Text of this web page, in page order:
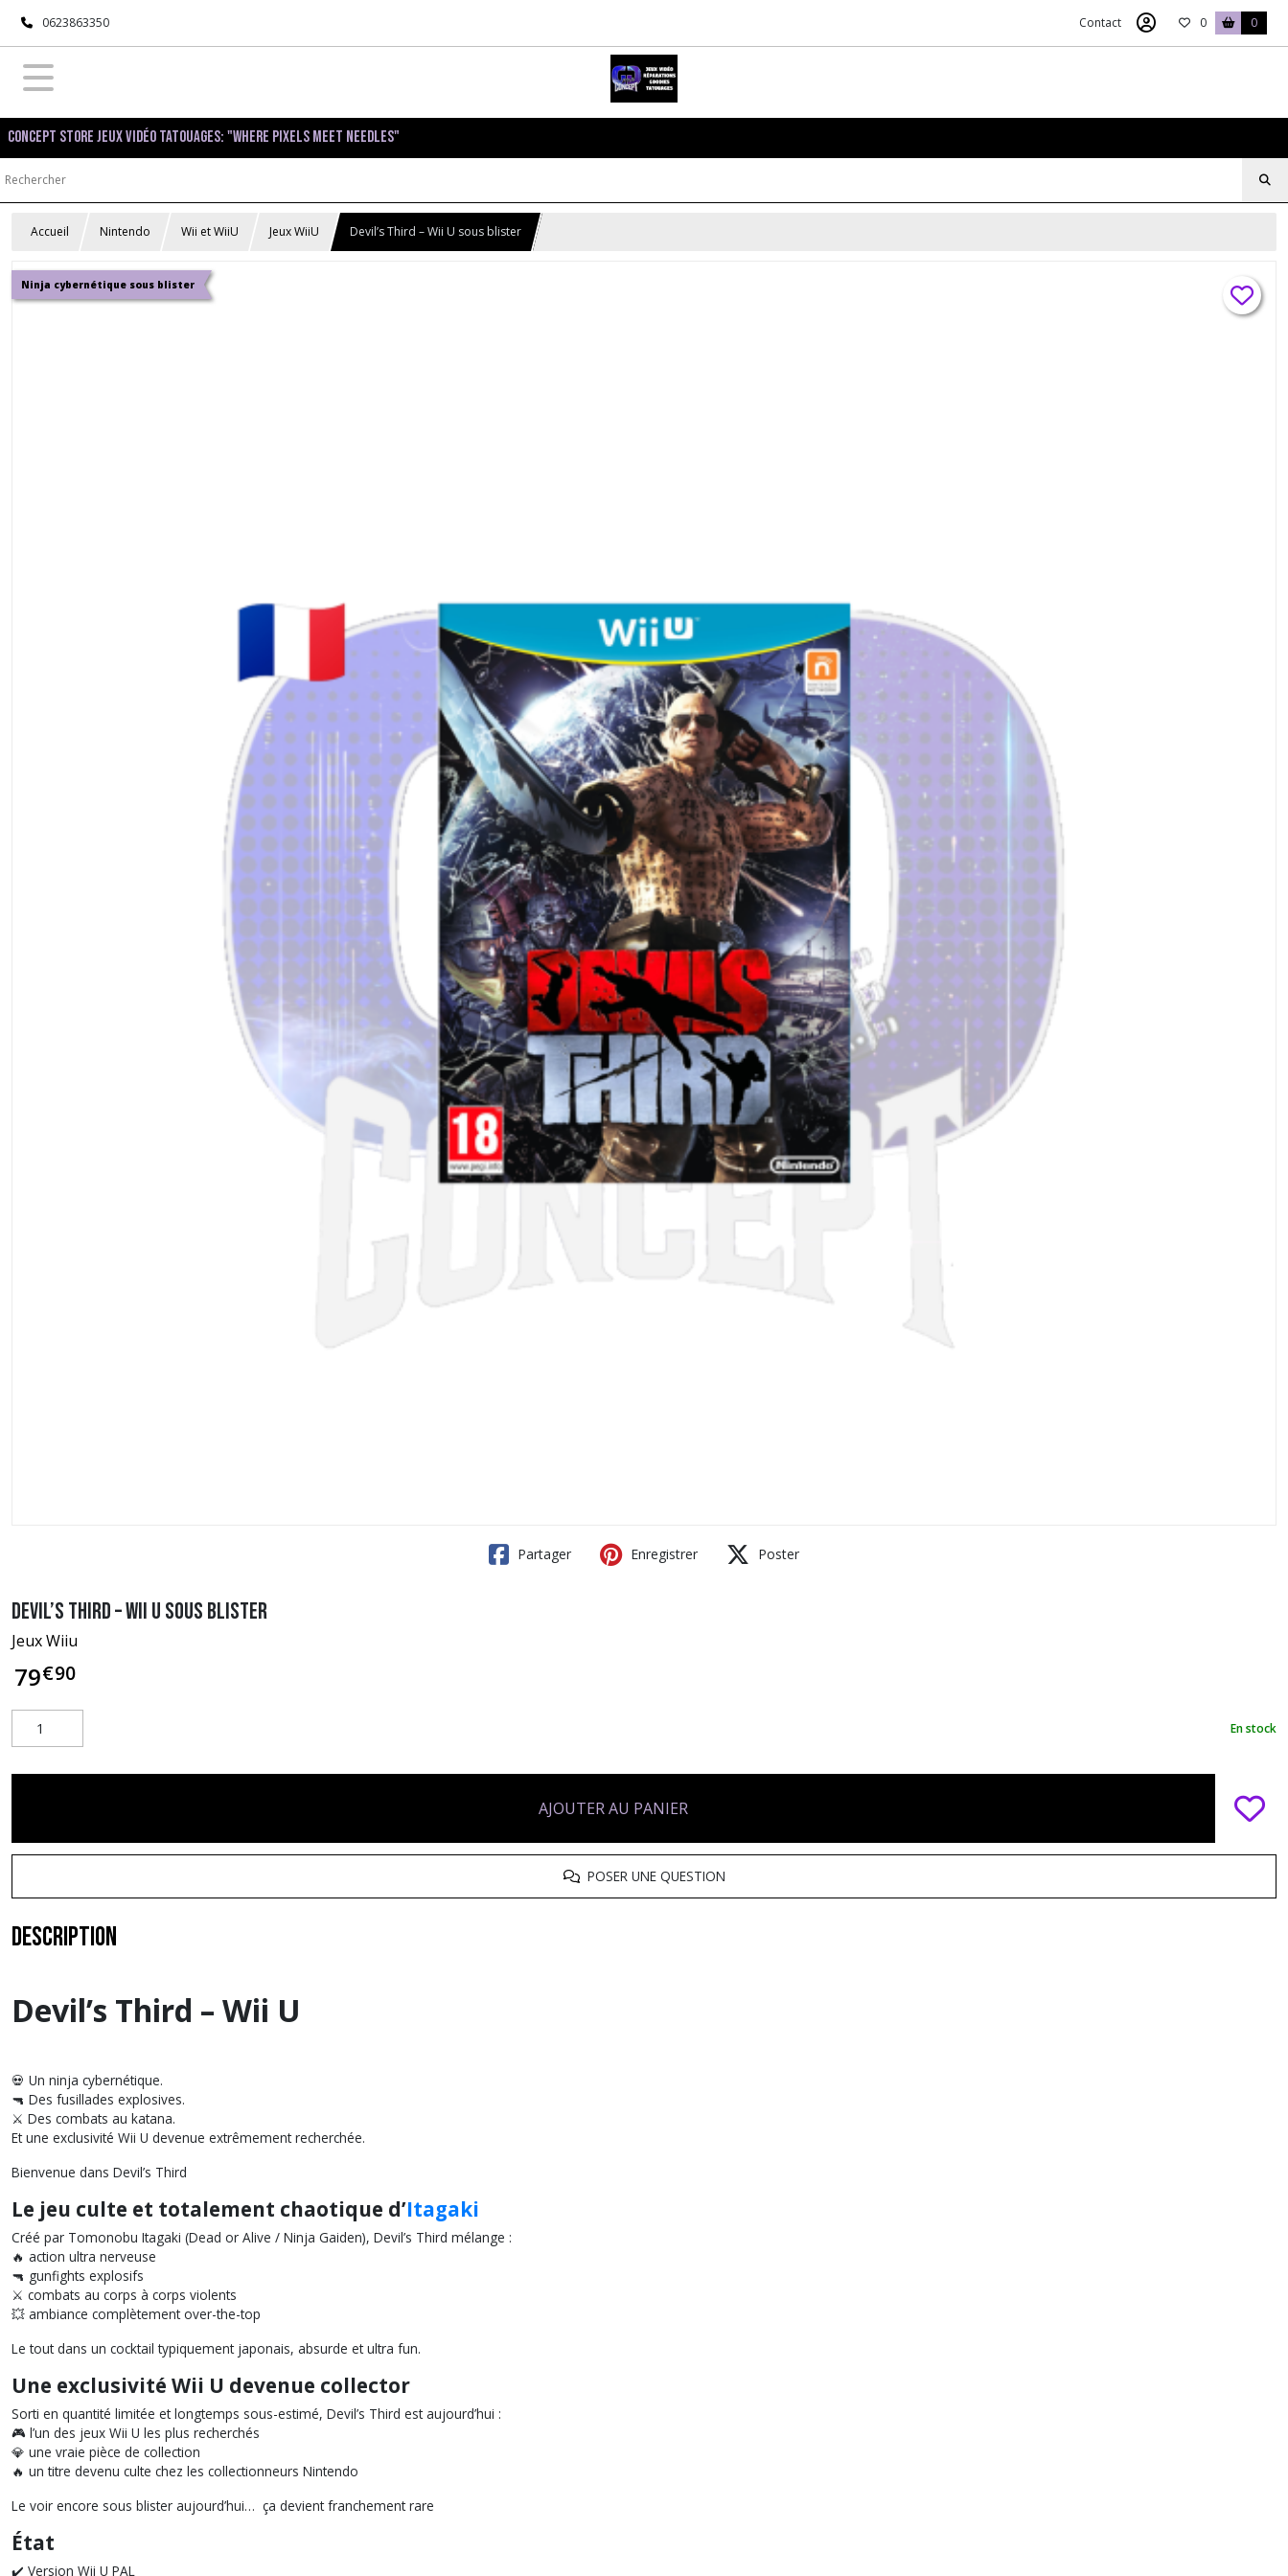
0623863350 Contact 0 0
Concept Store Jeux Vidéo Tatouages: "Where pixels meet needles"
Accueil Nintendo Wii et WiiU Jeux WiiU Devil’s Third – Wii U sous blister
Ninja cybernétique sous blister
Partager Enregistrer Poster
Devil’s Third – Wii U sous blister
Jeux Wiiu
79€90
En stock
AJOUTER AU PANIER
POSER UNE QUESTION
Description
Devil’s Third – Wii U
💀 Un ninja cybernétique.
🔫 Des fusillades explosives.
⚔️ Des combats au katana.
Et une exclusivité Wii U devenue extrêmement recherchée.
Bienvenue dans Devil’s Third
Le jeu culte et totalement chaotique d’Itagaki
Créé par Tomonobu Itagaki (Dead or Alive / Ninja Gaiden), Devil’s Third mélange :
🔥 action ultra nerveuse
🔫 gunfights explosifs
⚔️ combats au corps à corps violents
💥 ambiance complètement over-the-top
Le tout dans un cocktail typiquement japonais, absurde et ultra fun.
Une exclusivité Wii U devenue collector
Sorti en quantité limitée et longtemps sous-estimé, Devil’s Third est aujourd’hui :
🎮 l’un des jeux Wii U les plus recherchés
💎 une vraie pièce de collection
🔥 un titre devenu culte chez les collectionneurs Nintendo
Le voir encore sous blister aujourd’hui… ça devient franchement rare
État
✔️ Version Wii U PAL